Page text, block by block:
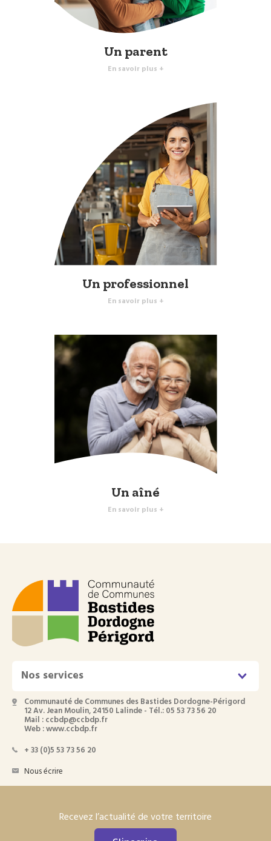
Un parent
En savoir plus +
Un professionnel
En savoir plus +
Un aîné
En savoir plus +
Nos services
Communauté de Communes des Bastides Dordogne-Périgord
12 Av. Jean Moulin, 24150 Lalinde - Tél.: 05 53 73 56 20
Mail : ccbdp@ccbdp.fr
Web : www.ccbdp.fr
+ 33 (0)5 53 73 56 20
Nous écrire
Recevez l’actualité de votre territoire